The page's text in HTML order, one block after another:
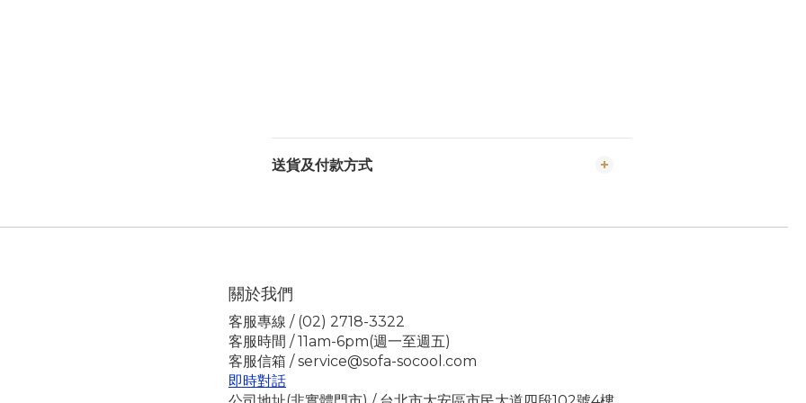
送貨及付款方式
關於我們
客服專線 / (02) 2718-3322
客服時間 / 11am-6pm(週一至週五)
客服信箱 / service@sofa-socool.com
即時對話